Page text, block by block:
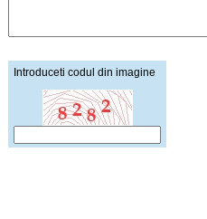
Introduceti codul din imagine